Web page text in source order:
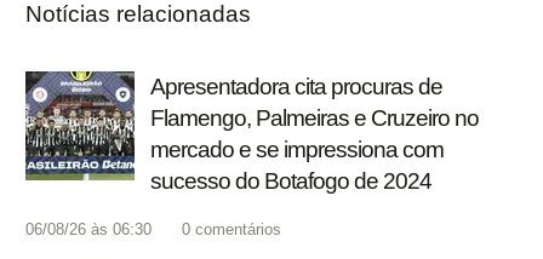
Notícias relacionadas
Apresentadora cita procuras de
Flamengo, Palmeiras e Cruzeiro no
mercado e se impressiona com
sucesso do Botafogo de 2024
06/08/26 às 06:30 0 comentários